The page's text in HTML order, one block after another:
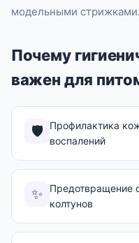
модельными стрижками.
Почему
важен для
🛡️
Профилактика
воспалений
✨
Предотвращение
колтунов